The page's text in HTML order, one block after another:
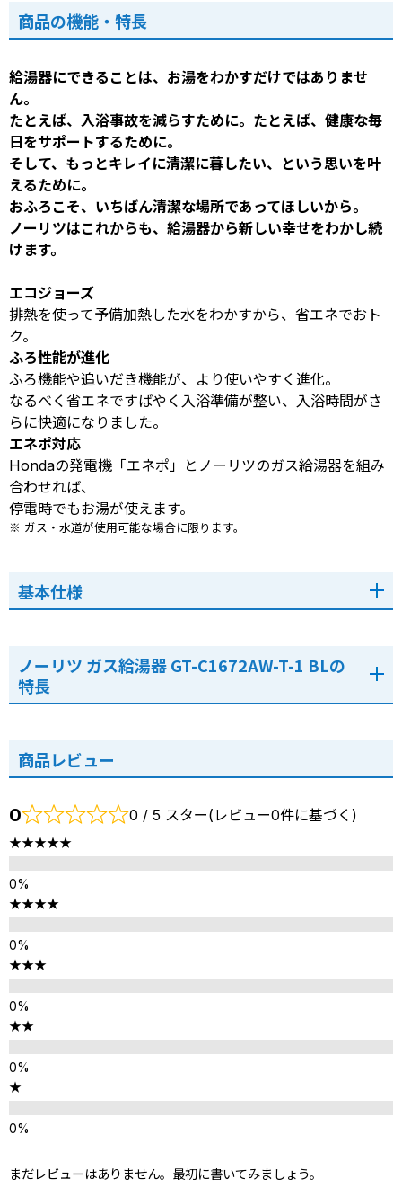
商品の機能・特長
給湯器にできることは、お湯をわかすだけではありませ
ん。
たとえば、入浴事故を減らすために。たとえば、健康な毎
日をサポートするために。
そして、もっとキレイに清潔に暮したい、という思いを叶
えるために。
おふろこそ、いちばん清潔な場所であってほしいから。
ノーリツはこれからも、給湯器から新しい幸せをわかし続
けます。
エコジョーズ
排熱を使って予備加熱した水をわかすから、省エネでおト
ク。
ふろ性能が進化
ふろ機能や追いだき機能が、より使いやすく進化。
なるべく省エネですばやく入浴準備が整い、入浴時間がさ
らに快適になりました。
エネポ対応
Hondaの発電機「エネポ」とノーリツのガス給湯器を組み
合わせれば、
停電時でもお湯が使えます。
※ ガス・水道が使用可能な場合に限ります。
基本仕様
ノーリツ ガス給湯器 GT-C1672AW-T-1 BLの
特長
商品レビュー
0 0 / 5 スター(レビュー0件に基づく)
★★★★★
★★★★
★★★
★★
★
まだレビューはありません。最初に書いてみましょう。